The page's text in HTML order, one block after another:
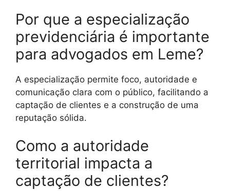
Por que a especialização
previdenciária é importante
para advogados em Leme?
A especialização permite foco, autoridade e
comunicação clara com o público, facilitando a
captação de clientes e a construção de uma
reputação sólida.
Como a autoridade
territorial impacta a
captação de clientes?